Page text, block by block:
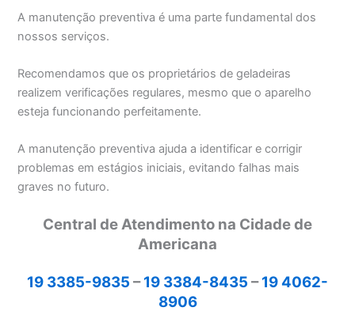
A manutenção preventiva é uma parte fundamental dos
nossos serviços.
Recomendamos que os proprietários de geladeiras
realizem verificações regulares, mesmo que o aparelho
esteja funcionando perfeitamente.
A manutenção preventiva ajuda a identificar e corrigir
problemas em estágios iniciais, evitando falhas mais
graves no futuro.
Central de Atendimento na Cidade de
Americana
19 3385-9835 –19 3384-8435 –19 4062-
8906